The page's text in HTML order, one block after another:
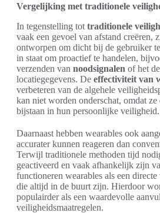
Vergelijking met traditionele
In tegenstelling tot traditionele
vaak een gevoel van afstand creëren,
ontworpen om dicht bij de gebruiker
in staat om proactief te handelen,
verzenden van noodsignalen of het
locatiegegevens. De effectiviteit van
verbeteren van de algehele
kan niet worden onderschat, omdat
bijstaan in hun persoonlijke veiligheid.
Daarnaast hebben wearables ook
accurater kunnen reageren dan
Terwijl traditionele methoden tijd
geactiveerd en vaak afhankelijk zijn
functioneren wearables als een
die altijd in de buurt zijn. Hierdoor
populairder als een waardevolle
veiligheidsmaatregelen.